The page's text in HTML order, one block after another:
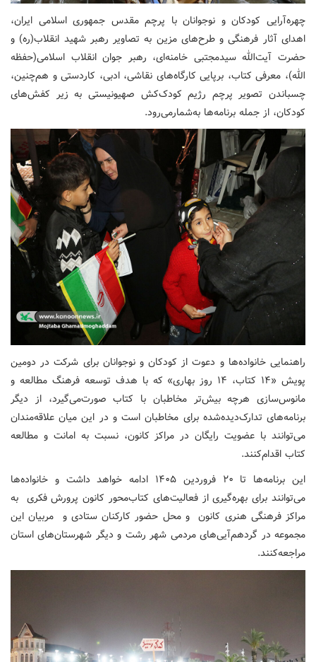
چهره‌آرایی کودکان و نوجوانان با پرچم مقدس جمهوری اسلامی ایران،
اهدای آثار فرهنگی و طرح‌های مزین به تصاویر رهبر شهید انقلاب(ره) و
حضرت آیت‌الله سیدمجتبی خامنه‌ای، رهبر جوان انقلاب اسلامی(حفظه
الله)، معرفی کتاب، برپایی کارگاه‌های نقاشی، ادبی، کاردستی و هم‌چنین،
چسباندن تصویر پرچم رژیم کودک‌کش صهیونیستی به زیر کفش‌های
کودکان، از جمله برنامه‌ها به‌شمارمی‌رود.
راهنمایی خانواده‌ها و دعوت از کودکان و نوجوانان برای شرکت در دومین
پویش «۱۴ کتاب، ۱۴ روز بهاری» که با هدف توسعه فرهنگ مطالعه و
مانوس‌سازی هرچه بیش‌تر مخاطبان با کتاب صورت‌می‌گیرد، از دیگر
برنامه‌های تدارک‌دیده‌شده برای مخاطبان است و در این میان علاقه‌مندان
می‌توانند با عضویت رایگان در مراکز کانون، نسبت به امانت و مطالعه
کتاب اقدام‌کنند.
این برنامه‌ها تا ۲۰ فروردین ۱۴۰۵ ادامه خواهد داشت و خانواده‌ها
می‌توانند برای بهره‌گیری از فعالیت‌های کتاب‌محور کانون پرورش فکری به
مراکز فرهنگی هنری کانون و محل حضور کارکنان ستادی و مربیان این
مجموعه در گردهم‌آیی‌های مردمی شهر رشت و دیگر شهرستان‌های استان
مراجعه‌کنند.